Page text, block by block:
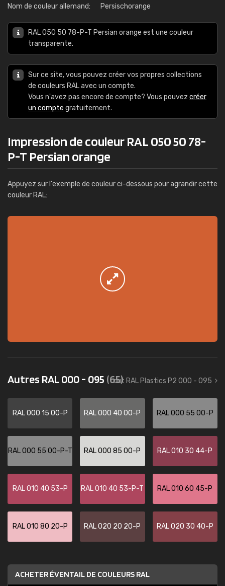
Nom de couleur allemand:
Persischorange
RAL 050 50 78-P-T Persian orange est une couleur
transparente.
Sur ce site, vous pouvez créer vos propres collections
de couleurs RAL avec un compte.
Vous n'avez pas encore de compte? Vous pouvez créer
un compte gratuitement.
Impression de couleur RAL 050 50 78-
P-T Persian orange
Appuyez sur l'exemple de couleur ci-dessous pour agrandir cette
couleur RAL:
Autres RAL 000 - 095 (65)
tout RAL Plastics P2 000 - 095
RAL 000 15 00-P RAL 000 40 00-P RAL 000 55 00-P
RAL 000 55 00-P-T RAL 000 85 00-P RAL 010 30 44-P
RAL 010 40 53-P RAL 010 40 53-P-T RAL 010 60 45-P
RAL 010 80 20-P RAL 020 20 20-P RAL 020 30 40-P
ACHETER ÉVENTAIL DE COULEURS RAL